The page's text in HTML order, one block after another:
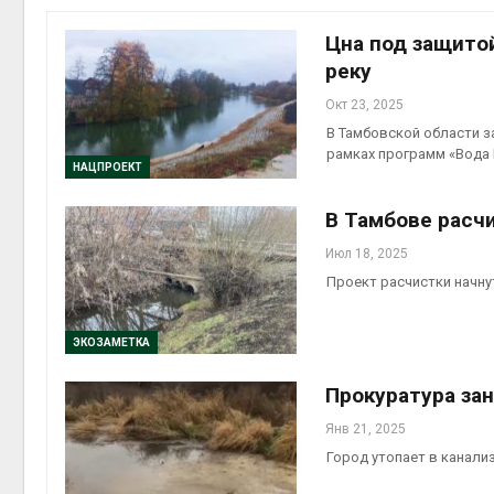
НАЦПРОЕКТ
Цна под
реку
Окт 23, 2025
В Тамбовской области
рамках программ «Вода
ЭКОЗАМЕТКА
В Тамбове
Июл 18, 2025
Проект расчистки
Прокуратура
Янв 21, 2025
Город утопает в
Авг 6,